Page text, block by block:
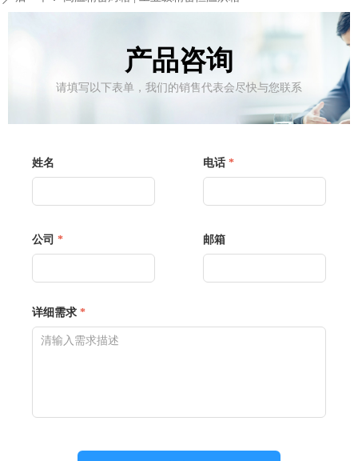
产品咨询
请填写以下表单，我们的销售代表会尽快与您联系
姓名 电话 *
公司 * 邮箱
详细需求 *